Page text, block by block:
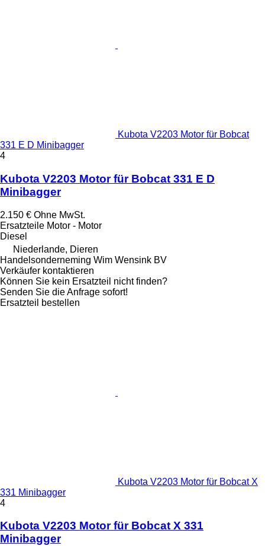
Kubota V2203 Motor für Bobcat
331 E D Minibagger
4
Kubota V2203 Motor für Bobcat 331 E D
Minibagger
2.150 € Ohne MwSt.
Ersatzteile Motor - Motor
Diesel
Niederlande, Dieren
Handelsonderneming Wim Wensink BV
Verkäufer kontaktieren
Können Sie kein Ersatzteil nicht finden?
Senden Sie die Anfrage sofort!
Ersatzteil bestellen
Kubota V2203 Motor für Bobcat X
331 Minibagger
4
Kubota V2203 Motor für Bobcat X 331
Minibagger